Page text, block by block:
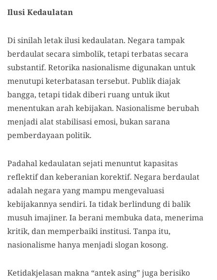
Ilusi Kedaulatan
Di sinilah letak ilusi kedaulatan. Negara tampak
berdaulat secara simbolik, tetapi terbatas secara
substantif. Retorika nasionalisme digunakan untuk
menutupi keterbatasan tersebut. Publik diajak
bangga, tetapi tidak diberi ruang untuk ikut
menentukan arah kebijakan. Nasionalisme berubah
menjadi alat stabilisasi emosi, bukan sarana
pemberdayaan politik.
Padahal kedaulatan sejati menuntut kapasitas
reflektif dan keberanian korektif. Negara berdaulat
adalah negara yang mampu mengevaluasi
kebijakannya sendiri. Ia tidak berlindung di balik
musuh imajiner. Ia berani membuka data, menerima
kritik, dan memperbaiki institusi. Tanpa itu,
nasionalisme hanya menjadi slogan kosong.
Ketidakjelasan makna “antek asing” juga berisiko